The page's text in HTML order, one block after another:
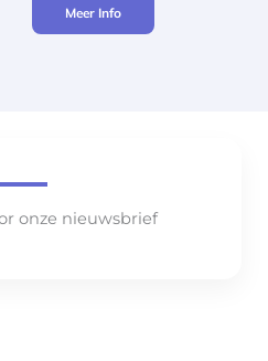
Meer Info
onze nieuwsbrief